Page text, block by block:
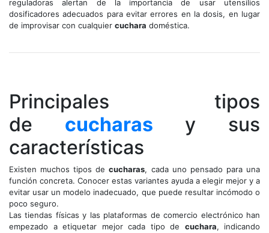
reguladoras alertan de la importancia de usar utensilios
dosificadores adecuados para evitar errores en la dosis, en lugar
de improvisar con cualquier cuchara doméstica.
Principales tipos
de cucharas y sus
características
Existen muchos tipos decucharas, cada uno pensado para una
función concreta. Conocer estas variantes ayuda a elegir mejor y a
evitar usar un modelo inadecuado, que puede resultar incómodo o
poco seguro.
Las tiendas físicas y las plataformas de comercio electrónico han
empezado a etiquetar mejor cada tipo de cuchara, indicando